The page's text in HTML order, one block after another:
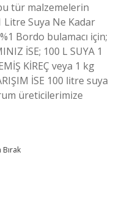
tür malzemelerin
Litre Suya Ne Kadar
Bordo bulamacı için;
İSE; 100 L SUYA 1
KİREÇ veya 1 kg
İSE 100 litre suya
üreticilerimize